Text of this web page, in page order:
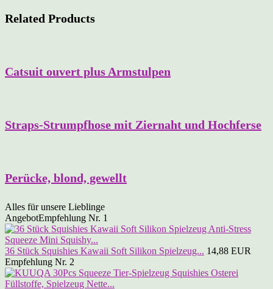
Related Products
Catsuit ouvert plus Armstulpen
Straps-Strumpfhose mit Ziernaht und Hochferse
Perücke, blond, gewellt
Alles für unsere Lieblinge
AngebotEmpfehlung Nr. 1
36 Stück Squishies Kawaii Soft Silikon Spielzeug... 14,88 EUR
Empfehlung Nr. 2